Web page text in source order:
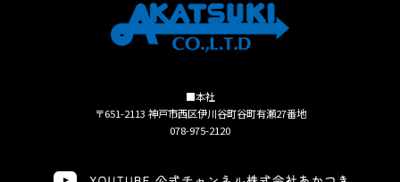
■本社
〒651-2113 神戸市西区伊川谷町谷町有瀬27番地
078-975-2120